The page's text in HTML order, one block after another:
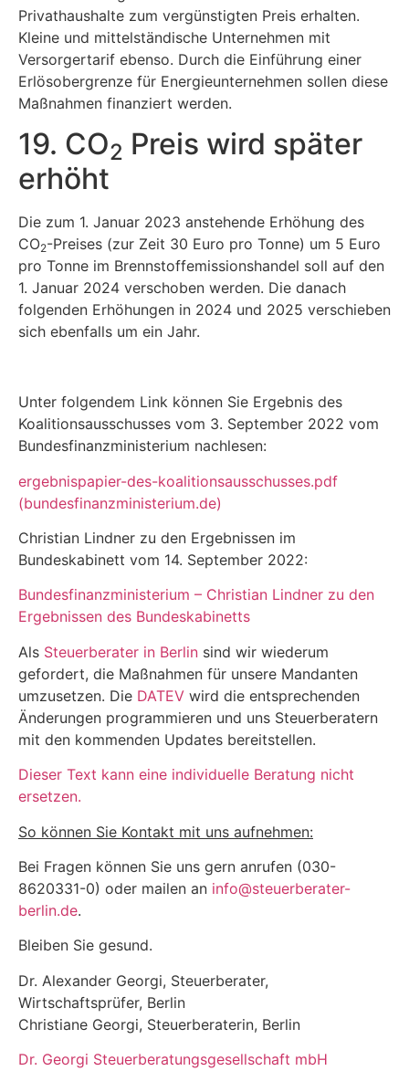
Privathaushalte zum vergünstigten Preis erhalten.
Kleine und mittelständische Unternehmen mit
Versorgertarif ebenso. Durch die Einführung einer
Erlösobergrenze für Energieunternehmen sollen diese
Maßnahmen finanziert werden.
19. CO2 Preis wird später
erhöht
Die zum 1. Januar 2023 anstehende Erhöhung des
CO2-Preises (zur Zeit 30 Euro pro Tonne) um 5 Euro
pro Tonne im Brennstoffemissionshandel soll auf den
1. Januar 2024 verschoben werden. Die danach
folgenden Erhöhungen in 2024 und 2025 verschieben
sich ebenfalls um ein Jahr.
Unter folgendem Link können Sie Ergebnis des
Koalitionsausschusses vom 3. September 2022 vom
Bundesfinanzministerium nachlesen:
ergebnispapier-des-koalitionsausschusses.pdf
(bundesfinanzministerium.de)
Christian Lindner zu den Ergebnissen im
Bundeskabinett vom 14. September 2022:
Bundesfinanzministerium – Christian Lindner zu den
Ergebnissen des Bundeskabinetts
Als Steuerberater in Berlin sind wir wiederum
gefordert, die Maßnahmen für unsere Mandanten
umzusetzen. Die DATEV wird die entsprechenden
Änderungen programmieren und uns Steuerberatern
mit den kommenden Updates bereitstellen.
Dieser Text kann eine individuelle Beratung nicht
ersetzen.
So können Sie Kontakt mit uns aufnehmen:
Bei Fragen können Sie uns gern anrufen (030-
8620331-0) oder mailen an info@steuerberater-
berlin.de.
Bleiben Sie gesund.
Dr. Alexander Georgi, Steuerberater,
Wirtschaftsprüfer, Berlin
Christiane Georgi, Steuerberaterin, Berlin
Dr. Georgi Steuerberatungsgesellschaft mbH